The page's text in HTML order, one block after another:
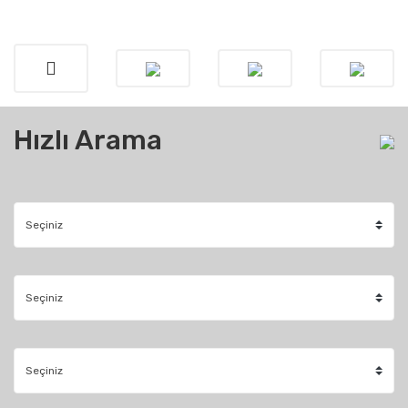
Hızlı Arama